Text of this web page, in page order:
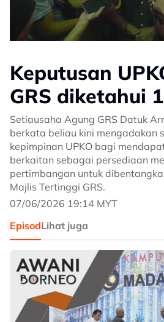
Keputusan
GRS diketahui
Setiausaha Agung GRS Datuk
berkata beliau kini mengadakan
kepimpinan UPKO bagi
berkaitan sebagai persediaan
pertimbangan untuk
Majlis Tertinggi GRS.
07/06/2026 19:14 MYT
EpisodLihat juga